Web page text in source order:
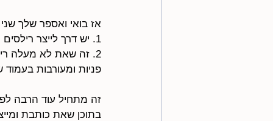
אז בואי ואספר שלך
1. יש דרך לייצר רילסים מבלי שזה יגרום לך להרגיש כל כך לא נוח.
2. זה שאת לא מעלה רילסים- זה כנראה
פניות ומעורבות בעמוד
זה מתחיל עוד הרבה
בתוכן שאת כותבת